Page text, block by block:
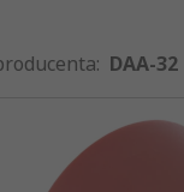
: DAA-32